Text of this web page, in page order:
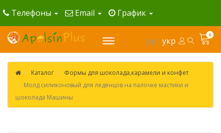
Телефоны Email График
рус укр
0
Каталог
Формы для шоколада,карамели и конфет
Молд силиконовый для леденцов на палочке мастики и
шоколада Машины